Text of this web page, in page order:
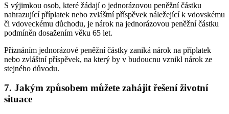
S výjimkou osob, které žádají o jednorázovou peněžní částku
nahrazující příplatek nebo zvláštní příspěvek náležející k vdovskému
či vdoveckému důchodu, je nárok na jednorázovou peněžní částku
podmíněn dosažením věku 65 let.
Přiznáním jednorázové peněžní částky zaniká nárok na příplatek
nebo zvláštní příspěvek, na který by v budoucnu vznikl nárok ze
stejného důvodu.
7. Jakým způsobem můžete zahájit řešení životní
situace